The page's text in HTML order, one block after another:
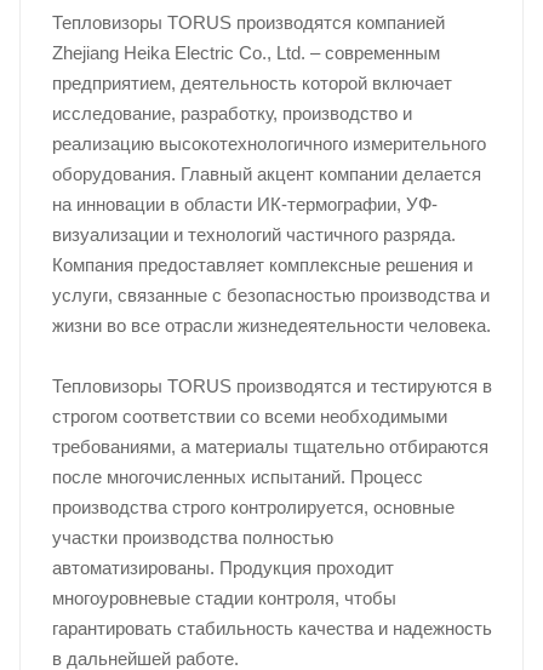
Тепловизоры TORUS производятся компанией
Zhejiang Heika Electric Co., Ltd. – современным
предприятием, деятельность которой включает
исследование, разработку, производство и
реализацию высокотехнологичного измерительного
оборудования. Главный акцент компании делается
на инновации в области ИК-термографии, УФ-
визуализации и технологий частичного разряда.
Компания предоставляет комплексные решения и
услуги, связанные с безопасностью производства и
жизни во все отрасли жизнедеятельности человека.
Тепловизоры TORUS производятся и тестируются в
строгом соответствии со всеми необходимыми
требованиями, а материалы тщательно отбираются
после многочисленных испытаний. Процесс
производства строго контролируется, основные
участки производства полностью
автоматизированы. Продукция проходит
многоуровневые стадии контроля, чтобы
гарантировать стабильность качества и надежность
в дальнейшей работе.